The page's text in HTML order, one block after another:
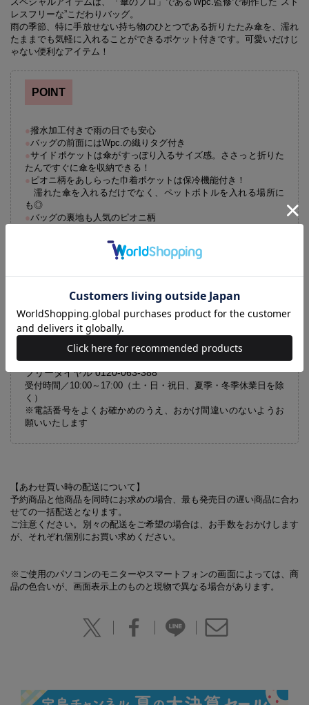
レスフリーな”こだわりバッグ。
雨の季節、特に手放せない持ち物のひとつである折りたたみ傘を、濡れ
たままでも気軽に入れることができるポケット付きです。可愛いだけじ
ゃない便利なアイテム！
POINT
●撥水加工付きで雨の日でも安心
● バッグの前面にはWpc.の織りタグ付き
●サイドポケットは傘がすっぽり入るサイズ感。ささっと折りた
たんですぐに傘を収納できる！
● ピオニ柄をあしらった巾着ポケットは保冷機能付き！
濡れた傘を入れるだけでなく、ペットボトルを入れる場所に
も◎
● バッグの裏地も人気のピオニ柄
なくしがちな傘袋をつけられるDカン付き
【バッグに関するお問い合わせ先】
Wpc.と考えた！ 雨の日も楽しくなるショルダーバッグ
BOOK 対応事務局
フリーダイヤル 0120-063-388
受付時間／10:00～17:00（土・日・祝日、夏季・冬季休業日を除
く）
※電話番号をよくお確かめのうえ、おかけ間違いのないようお
願いいたします
【あわせ買い時の配送について】
予約商品と他商品を同時にお求めの場合、最も発売日の遅い商品に合わ
せての一括配送となります。
ご注意ください。別々の配送をご希望の場合は、お手数をおかけします
が、それぞれ個別にお買い求めください。
※ご使用のパソコンのモニターやスマートフォンの画面によっては、商
品の色合いが、画面表示上のものと現物で異なる場合があります。